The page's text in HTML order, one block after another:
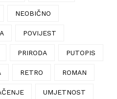
NEOBIČNO
POVIJEST
PRIRODA PUTOPIS
RETRO ROMAN
UMJETNOST